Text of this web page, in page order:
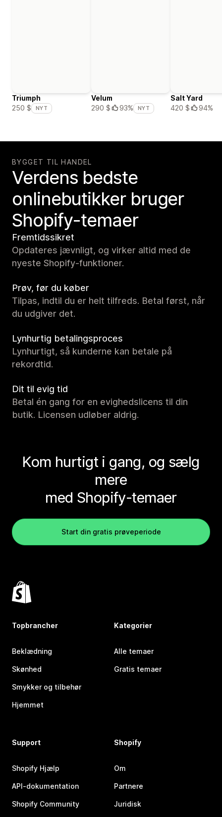
Triumph
250 $
NYT
Velum
290 $
93% NYT
Salt Yard
420 $
94%
BYGGET TIL HANDEL
Verdens bedste
onlinebutikker bruger
Shopify-temaer
Fremtidssikret
Opdateres jævnligt, og virker altid med de
nyeste Shopify-funktioner.
Prøv, før du køber
Tilpas, indtil du er helt tilfreds. Betal først, når
du udgiver det.
Lynhurtig betalingsproces
Lynhurtigt, så kunderne kan betale på
rekordtid.
Dit til evig tid
Betal én gang for en evighedslicens til din
butik. Licensen udløber aldrig.
Kom hurtigt i gang, og sælg
mere
med Shopify-temaer
Start din gratis prøveperiode
Topbrancher
Beklædning
Skønhed
Smykker og tilbehør
Hjemmet
Kategorier
Alle temaer
Gratis temaer
Support
Shopify Hjælp
API-dokumentation
Shopify Community
Shopify
Om
Partnere
Juridisk